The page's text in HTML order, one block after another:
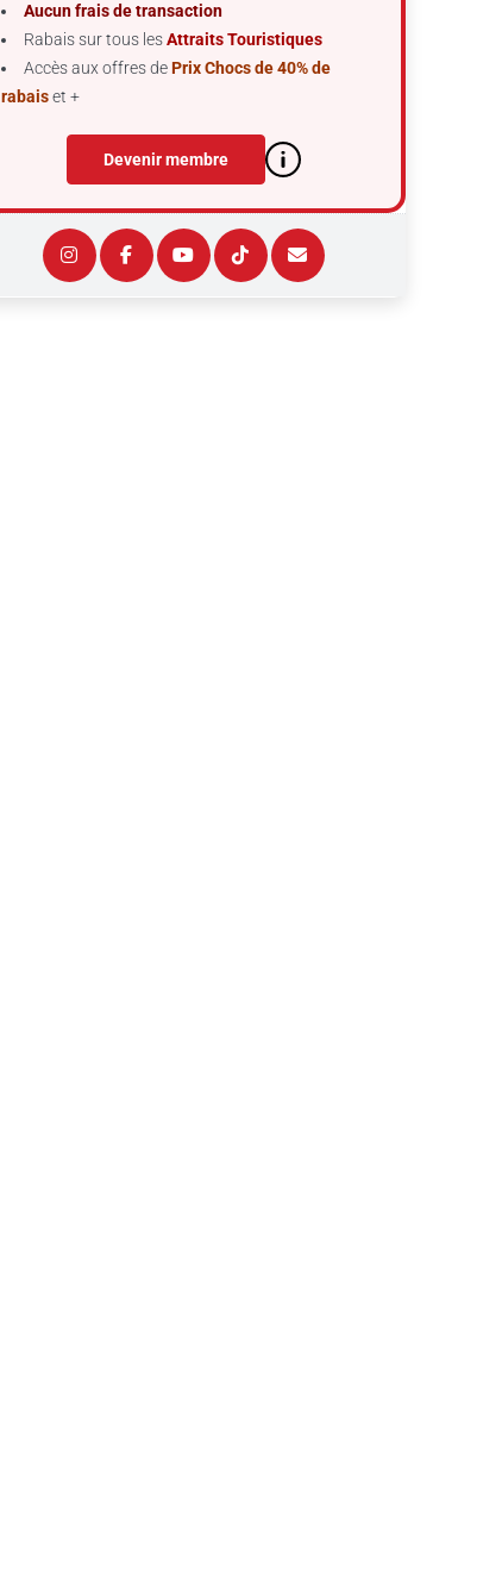
Aucun frais de transaction
Rabais sur tous lesAttraits Touristiques
Accès aux offres dePrix Chocs de 40% de
rabaiset +
Devenir membre